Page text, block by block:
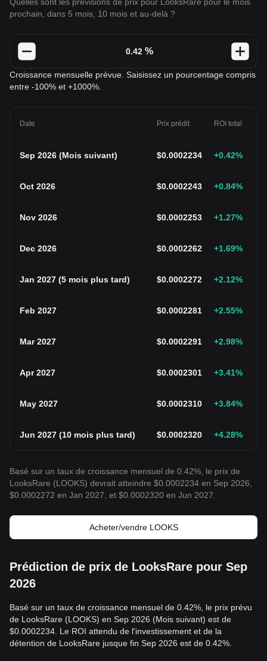
prochain, dans 5 mois, 10 mois et au-delà ?
%
Croissance mensuelle prévue. Saisissez un pourcentage compris
entre -100% et +1000%.
Date Prix prédit ROI total
Sep 2026 (Mois suivant) $0.0002234 +0.42%
Oct 2026 $0.0002243 +0.84%
Nov 2026 $0.0002253 +1.27%
Dec 2026 $0.0002262 +1.69%
Jan 2027 (5 mois plus tard) $0.0002272 +2.12%
Feb 2027 $0.0002281 +2.55%
Mar 2027 $0.0002291 +2.98%
Apr 2027 $0.0002301 +3.41%
May 2027 $0.0002310 +3.84%
Jun 2027 (10 mois plus tard) $0.0002320 +4.28%
Basé sur un taux de croissance mensuel de 0.42%, le prix de
LooksRare (LOOKS) devrait atteindre $0.0002234 en Sep 2026,
$0.0002272 en Jan 2027, et $0.0002320 en Jun 2027.
Acheter/vendre LOOKS
Prédiction de prix de LooksRare pour Sep
2026
Basé sur un taux de croissance mensuel de 0.42%, le prix prévu
de LooksRare (LOOKS) en Sep 2026 (Mois suivant) est de
$0.0002234. Le ROI attendu de l'investissement et de la
détention de LooksRare jusque fin Sep 2026 est de 0.42%.